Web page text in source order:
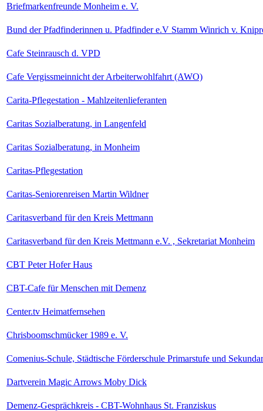
Briefmarkenfreunde Monheim e. V.
Bund der Pfadfinderinnen u. Pfadfinder e.V Stamm Winrich v.
Cafe Steinrausch d. VPD
Cafe Vergissmeinnicht der Arbeiterwohlfahrt (AWO)
Carita-Pflegestation - Mahlzeitenlieferanten
Caritas Sozialberatung, in Langenfeld
Caritas Sozialberatung, in Monheim
Caritas-Pflegestation
Caritas-Seniorenreisen Martin Wildner
Caritasverband für den Kreis Mettmann
Caritasverband für den Kreis Mettmann e.V. , Sekretariat Monheim
CBT Peter Hofer Haus
CBT-Cafe für Menschen mit Demenz
Center.tv Heimatfernsehen
Chrisboomschmücker 1989 e. V.
Comenius-Schule, Städtische Förderschule Primarstufe und
Dartverein Magic Arrows Moby Dick
Demenz-Gesprächkreis - CBT-Wohnhaus St. Franziskus